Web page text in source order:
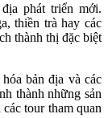
phát triển mới.
thiền trà hay các
thành thị đặc biệt
bản địa và các
thành những sản
tour tham quan